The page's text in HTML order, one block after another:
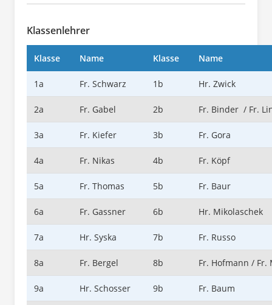
Klassenlehrer
Klasse Name Klasse Name
1a Fr. Schwarz 1b Hr. Zwick
2a Fr. Gabel 2b Fr. Binder / Fr.
3a Fr. Kiefer 3b Fr. Gora
4a Fr. Nikas 4b Fr. Köpf
5a Fr. Thomas 5b Fr. Baur
6a Fr. Gassner 6b Hr. Mikolaschek
7a Hr. Syska 7b Fr. Russo
8a Fr. Bergel 8b Fr. Hofmann / Fr.
9a Hr. Schosser 9b Fr. Baum